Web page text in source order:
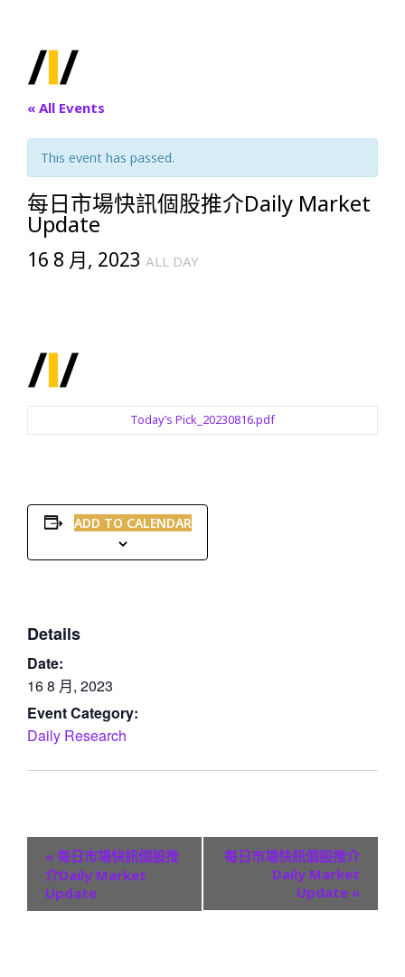
« All Events
This event has passed.
每日市場快訊個股推介Daily Market
Update
16 8 月, 2023 ALL DAY
Today’s Pick_20230816.pdf
ADD TO CALENDAR
Details
Date:
16 8 月, 2023
Event Category:
Daily Research
« 每日市場快訊個股推
介Daily Market
Update
每日市場快訊個股推介
Daily Market
Update »